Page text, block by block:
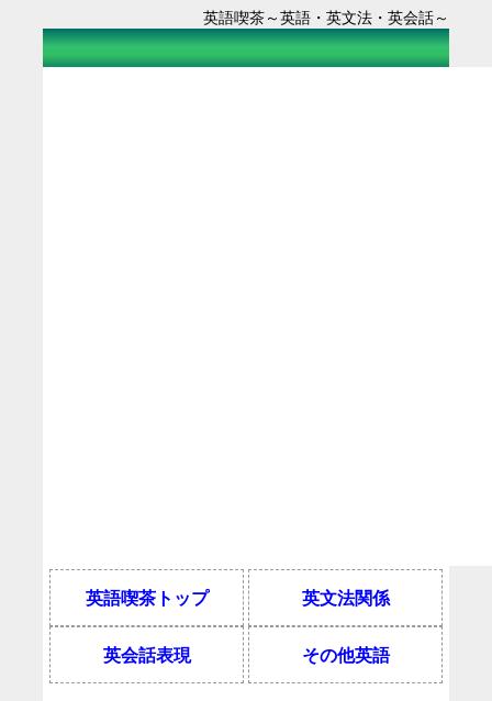
英語喫茶～英語・英文法・英会話～
英語喫茶トップ 英文法関係
英会話表現 その他英語